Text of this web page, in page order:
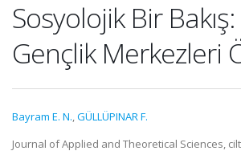
Sosyolojik Bir
Gençlik Merkezleri
Bayram E. N.,GÜLLÜPINAR F.
Journal of Applied and Theoretical Sciences,